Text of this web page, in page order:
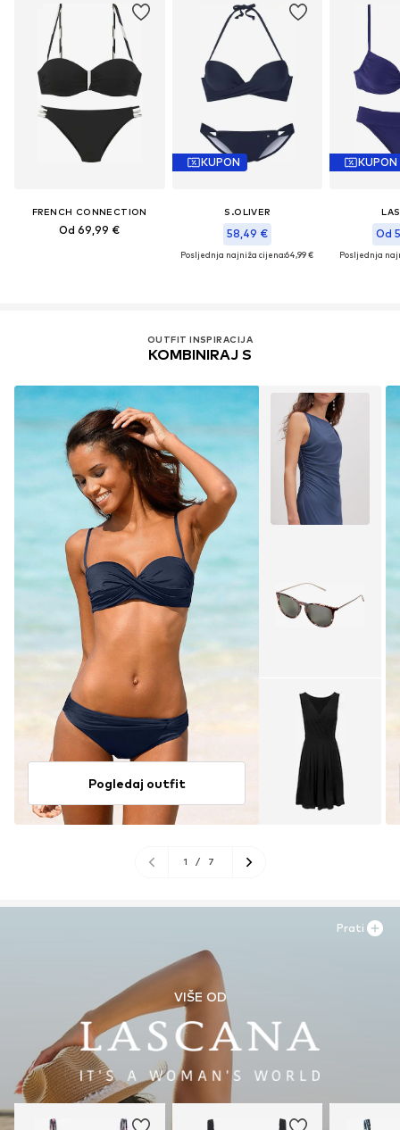
FRENCH CONNECTION
Od 69,99 €
KUPON
S.OLIVER
58,49 €
Posljednja najniža cijena:64,99 €
KUPON
Od
Posljednja
OUTFIT INSPIRACIJA
KOMBINIRAJ S
Pogledaj outfit
1 / 7
VIŠE OD
Prati